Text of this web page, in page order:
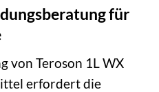
für
von Teroson 1L WX
erfordert die